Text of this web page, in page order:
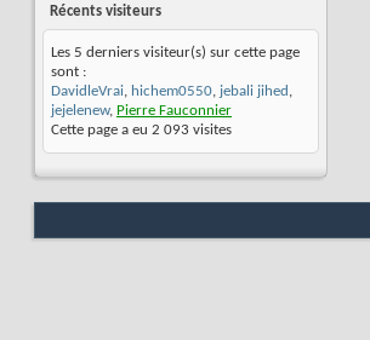
Récents visiteurs
Les 5 derniers visiteur(s) sur cette page
sont :
DavidleVrai, hichem0550, jebali jihed ,
jejelenew, Pierre Fauconnier
Cette page a eu 2 093 visites